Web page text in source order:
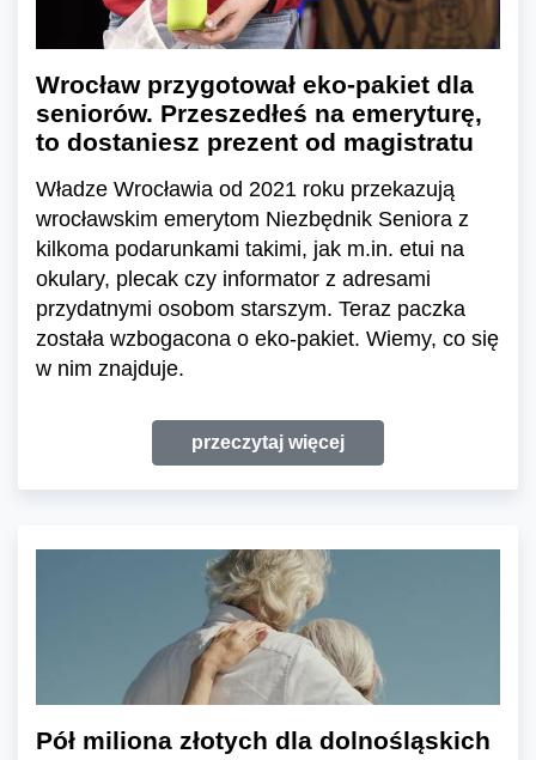
Wrocław przygotował eko-pakiet dla
seniorów. Przeszedłeś na emeryturę,
to dostaniesz prezent od magistratu
Władze Wrocławia od 2021 roku przekazują
wrocławskim emerytom Niezbędnik Seniora z
kilkoma podarunkami takimi, jak m.in. etui na
okulary, plecak czy informator z adresami
przydatnymi osobom starszym. Teraz paczka
została wzbogacona o eko-pakiet. Wiemy, co się
w nim znajduje.
przeczytaj więcej
Pół miliona złotych dla dolnośląskich